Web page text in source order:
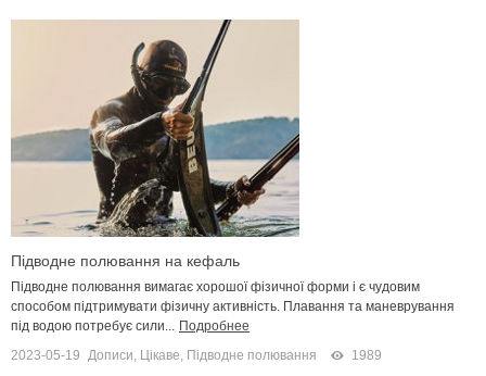
Підводне полювання на кефаль
Підводне полювання вимагає хорошої фізичної форми і є чудовим
способом підтримувати фізичну активність. Плавання та маневрування
під водою потребує сили... Подробнее
2023-05-19 Дописи, Цікаве, Підводне полювання 1989